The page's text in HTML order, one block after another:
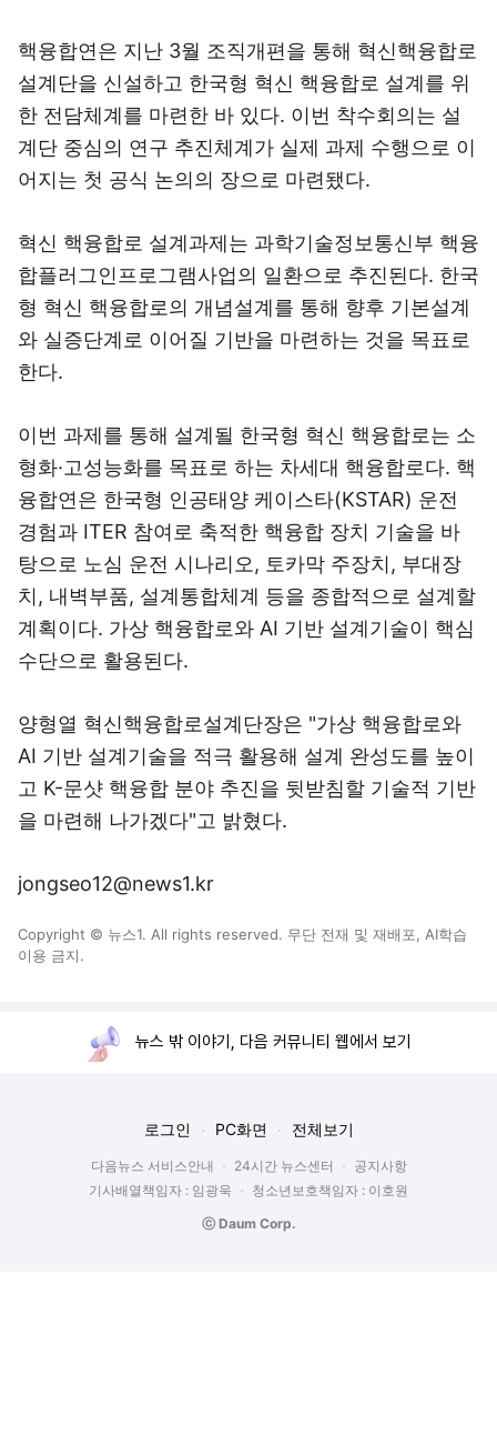
핵융합연은 지난 3월 조직개편을 통해 혁신핵융합로
설계단을 신설하고 한국형 혁신 핵융합로 설계를 위
한 전담체계를 마련한 바 있다. 이번 착수회의는 설
계단 중심의 연구 추진체계가 실제 과제 수행으로 이
어지는 첫 공식 논의의 장으로 마련됐다.
혁신 핵융합로 설계과제는 과학기술정보통신부 핵융
합플러그인프로그램사업의 일환으로 추진된다. 한국
형 혁신 핵융합로의 개념설계를 통해 향후 기본설계
와 실증단계로 이어질 기반을 마련하는 것을 목표로
한다.
이번 과제를 통해 설계될 한국형 혁신 핵융합로는 소
형화·고성능화를 목표로 하는 차세대 핵융합로다. 핵
융합연은 한국형 인공태양 케이스타(KSTAR) 운전
경험과 ITER 참여로 축적한 핵융합 장치 기술을 바
탕으로 노심 운전 시나리오, 토카막 주장치, 부대장
치, 내벽부품, 설계통합체계 등을 종합적으로 설계할
계획이다. 가상 핵융합로와 AI 기반 설계기술이 핵심
수단으로 활용된다.
양형열 혁신핵융합로설계단장은 "가상 핵융합로와
AI 기반 설계기술을 적극 활용해 설계 완성도를 높이
고 K-문샷 핵융합 분야 추진을 뒷받침할 기술적 기반
을 마련해 나가겠다"고 밝혔다.
jongseo12@news1.kr
Copyright © 뉴스1. All rights reserved. 무단 전재 및 재배포, AI학습
이용 금지.
뉴스 밖 이야기, 다음 커뮤니티 웹에서 보기
로그인 PC화면 전체보기
다음뉴스 서비스안내 24시간 뉴스센터
공지사항
기사배열책임자 : 임광욱
청소년보호책임자 : 이호원
ⓒ Daum Corp.